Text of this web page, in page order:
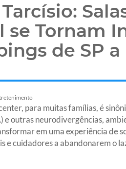
se Tornam
de SP
para muitas famílias, é
outras neurodivergências,
em uma experiência de
e cuidadores a abandonarem o